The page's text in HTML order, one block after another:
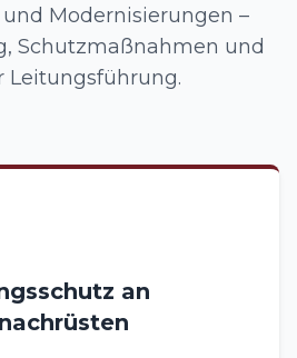
Modernisierungen –
Schutzmaßnahmen und
Leitungsführung.
an